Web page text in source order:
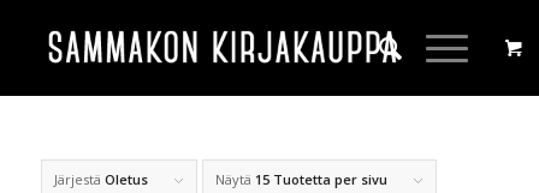
Järjestä Oletus Näytä 15 Tuotetta per sivu